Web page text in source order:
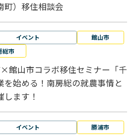
町）移住相談会
イベント
館山市
総市
×館山市コラボ移住セミナー「千
を始める！南房総の就農事情と
ます！
イベント 勝浦市